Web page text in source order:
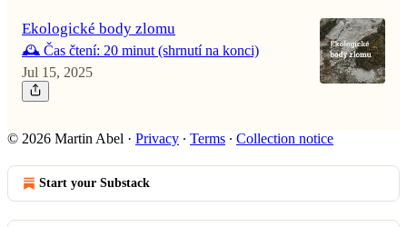
Ekologické body zlomu
🕰️ Čas čtení: 20 minut (shrnutí na konci)
Jul 15, 2025
© 2026 Martin Abel · Privacy ∙ Terms ∙ Collection notice
Start your Substack